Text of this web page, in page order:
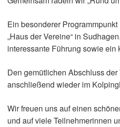
Ein besonderer
„Haus der Vereine“ in
interessante Führung sowie ein
Den gemütlichen Abschluss
anschließend wieder im
Wir freuen uns auf einen
und auf viele Teilnehmerinnen